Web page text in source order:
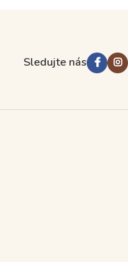
Sledujte nás